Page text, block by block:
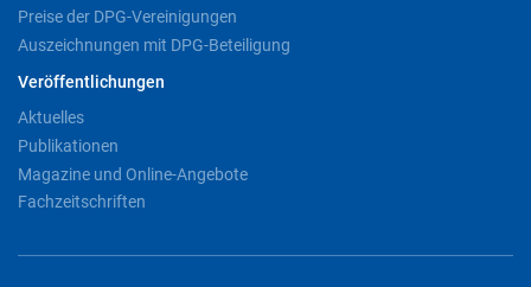
Preise der DPG-Vereinigungen
Auszeichnungen mit DPG-Beteiligung
Veröffentlichungen
Aktuelles
Publikationen
Magazine und Online-Angebote
Fachzeitschriften